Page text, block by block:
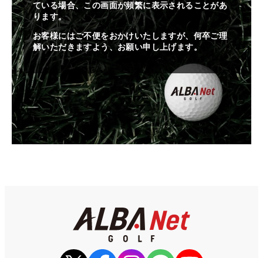
ている場合、この画面が頻繁に表示されることがあ
ります。
お客様にはご不便をおかけいたしますが、何卒ご理
解いただきますよう、お願い申し上げます。